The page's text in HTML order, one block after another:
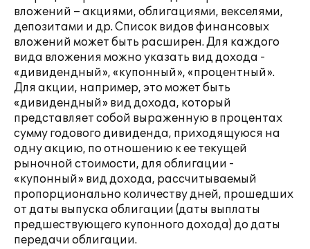
вложений – акциями, облигациями, векселями,
депозитами и др. Список видов финансовых
вложений может быть расширен. Для каждого
вида вложения можно указать вид дохода -
«дивидендный», «купонный», «процентный».
Для акции, например, это может быть
«дивидендный» вид дохода, который
представляет собой выраженную в процентах
сумму годового дивиденда, приходящуюся на
одну акцию, по отношению к ее текущей
рыночной стоимости, для облигации -
«купонный» вид дохода, рассчитываемый
пропорционально количеству дней, прошедших
от даты выпуска облигации (даты выплаты
предшествующего купонного дохода) до даты
передачи облигации.